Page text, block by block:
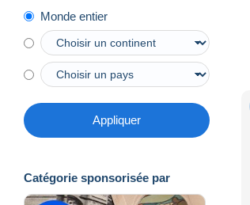
Monde entier
Appliquer
Catégorie sponsorisée par